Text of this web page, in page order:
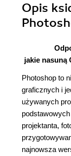
Opis
jakie nasuną
Photoshop to
graficznych i
używanych
projektanta,
najnowsza